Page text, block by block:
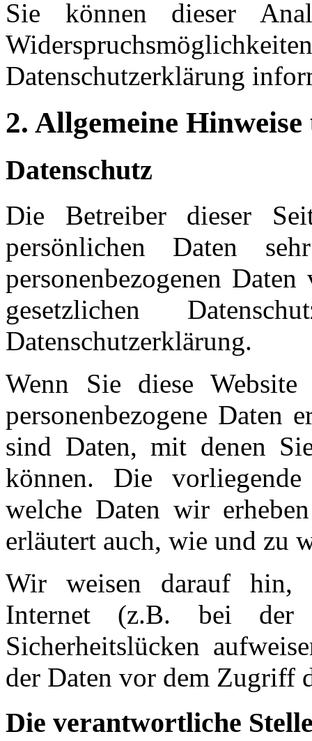
Sie können dieser
Datenschutzerklärung
2. Allgemeine
Datenschutz
Die Betreiber dieser
persönlichen Daten
personenbezogenen
gesetzlichen
Datenschutzerklärung.
Wenn Sie diese Website
personenbezogene Daten
sind Daten, mit denen
können. Die vorliegende
welche Daten wir
erläutert auch, wie und zu
Wir weisen darauf hin,
Internet (z.B. bei der
Sicherheitslücken
der Daten vor dem Zugriff
Die verantwortliche